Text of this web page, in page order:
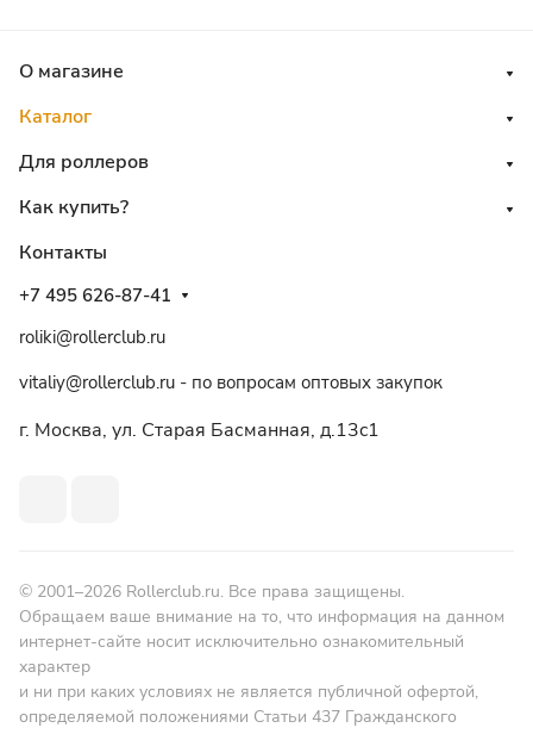
О магазине
Каталог
Для роллеров
Как купить?
Контакты
+7 495 626-87-41
roliki@rollerclub.ru
vitaliy@rollerclub.ru - по вопросам оптовых закупок
г. Москва, ул. Старая Басманная, д.13c1
© 2001–2026 Rollerclub.ru. Все права защищены.
Обращаем ваше внимание на то, что информация на данном
интернет-сайте носит исключительно ознакомительный
характер
и ни при каких условиях не является публичной офертой,
определяемой положениями Статьи 437 Гражданского